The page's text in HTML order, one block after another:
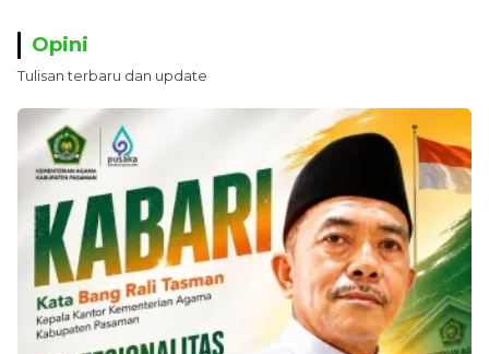
Opini
Tulisan terbaru dan update